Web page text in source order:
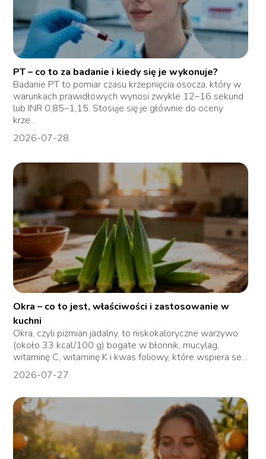
PT – co to za badanie i kiedy się je wykonuje?
Badanie PT to pomiar czasu krzepnięcia osocza, który w
warunkach prawidłowych wynosi zwykle 12–16 sekund
lub INR 0,85–1,15. Stosuje się je głównie do oceny
krze...
2026-07-28
Okra – co to jest, właściwości i zastosowanie w
kuchni
Okra, czyli piżmian jadalny, to niskokaloryczne warzywo
(około 33 kcal/100 g) bogate w błonnik, mucylag,
witaminę C, witaminę K i kwas foliowy, które wspiera se...
2026-07-27